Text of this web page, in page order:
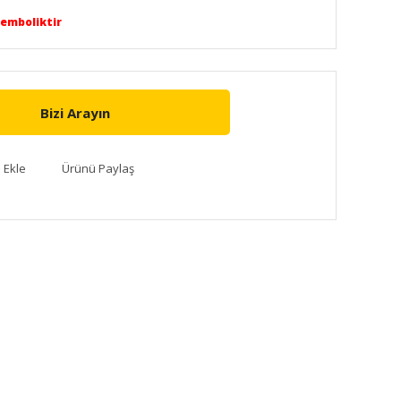
Bizi Arayın
Ürünü Paylaş